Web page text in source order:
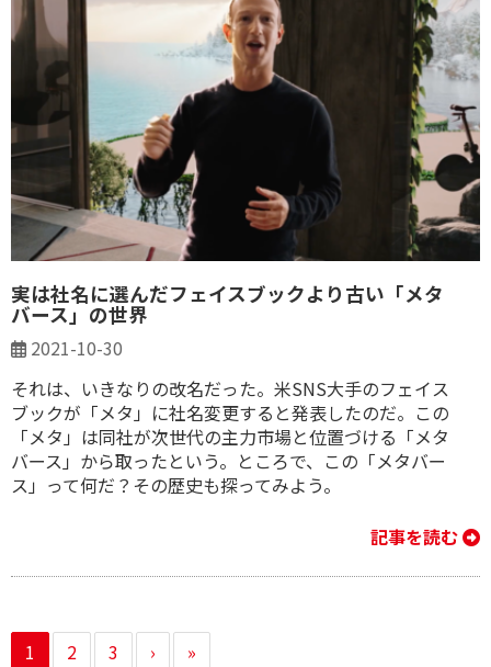
実は社名に選んだフェイスブックより古い「メタ
バース」の世界
2021-10-30
それは、いきなりの改名だった。米SNS大手のフェイス
ブックが「メタ」に社名変更すると発表したのだ。この
「メタ」は同社が次世代の主力市場と位置づける「メタ
バース」から取ったという。ところで、この「メタバー
ス」って何だ？その歴史も探ってみよう。
記事を読む
1 2 3 › »